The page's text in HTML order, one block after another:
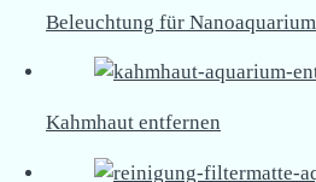
Beleuchtung für Nanoaquarium
Kahmhaut entfernen